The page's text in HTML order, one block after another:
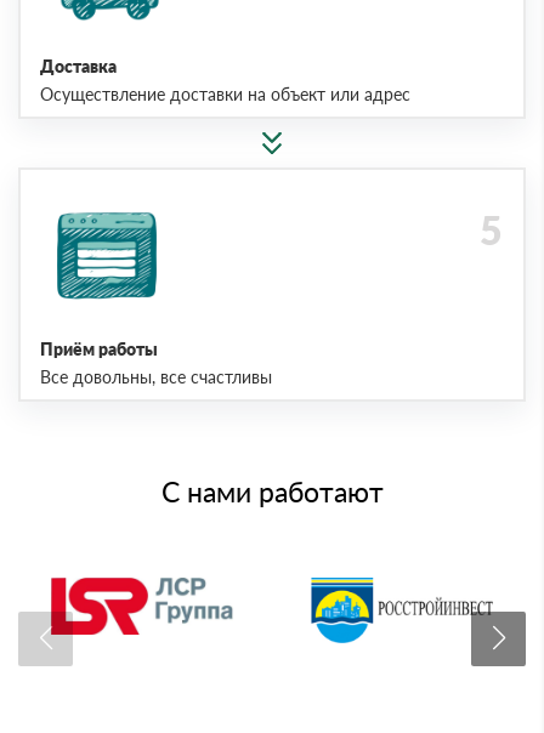
Доставка
Осуществление доставки на объект или адрес
Приём работы
Все довольны, все счастливы
С нами работают